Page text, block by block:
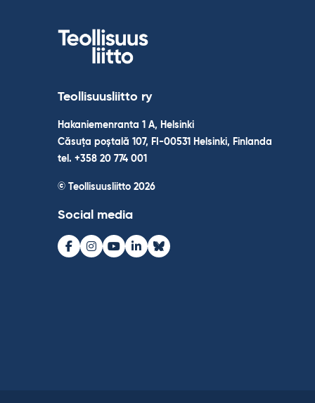
Teollisuusliitto ry
Hakaniemenranta 1 A, Helsinki
Căsuța poștală 107, FI-00531 Helsinki, Finlanda
tel. +358 20 774 001
© Teollisuusliitto 2026
Social media
Facebook
Instagram
Youtube
LinkedInBluesky